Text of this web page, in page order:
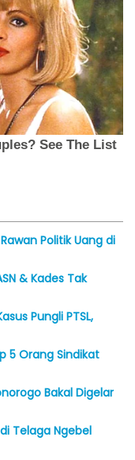
Politik Uang di
& Kades Tak
Pungli PTSL,
5 Orang Sindikat
Bakal Digelar
Telaga Ngebel